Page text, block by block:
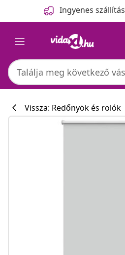
Ingyenes
Vissza: Redőnyök és rolók